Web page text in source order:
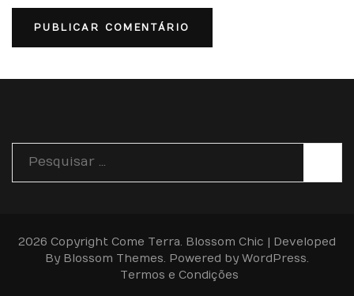
Pesquisar
por:
2026 Copyright Come Terra. Blossom Chic | Developed
By Blossom Themes. Powered byWordPress.
Termos e Condições